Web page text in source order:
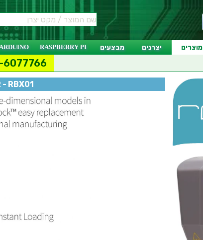
מוצרים יצרנים מבצעים RASPBERRY PI
- RBX01